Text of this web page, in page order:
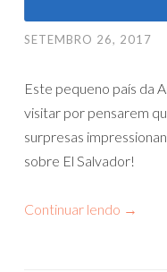
SETEMBRO 26, 2017
Este pequeno país da
visitar por pensarem
surpresas
sobre El Salvador!
Continuar lendo →